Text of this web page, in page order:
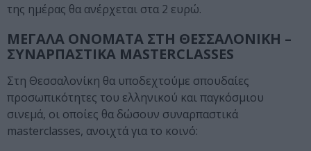
της ημέρας θα ανέρχεται στα 2 ευρώ.
ΜΕΓΑΛΑ ΟΝΟΜΑΤΑ ΣΤΗ ΘΕΣΣΑΛΟΝΙΚΗ –
ΣΥΝΑΡΠΑΣΤΙΚΑ MASTERCLASSES
Στη Θεσσαλονίκη θα υποδεχτούμε σπουδαίες
προσωπικότητες του ελληνικού και παγκόσμιου
σινεμά, οι οποίες θα δώσουν συναρπαστικά
masterclasses, ανοιχτά για το κοινό: